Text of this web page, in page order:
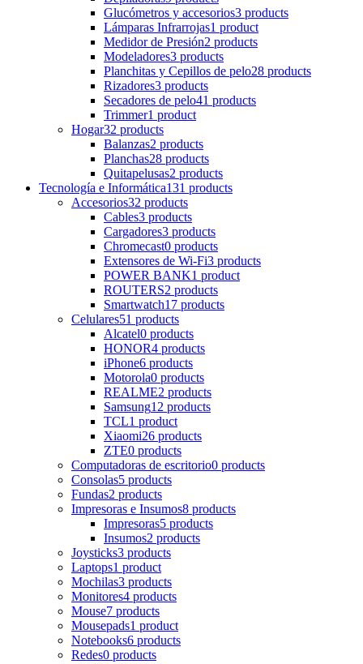
Glucómetros y accesorios3 products
Lámparas Infrarrojas1 product
Medidor de Presión2 products
Modeladores3 products
Planchitas y Cepillos de pelo28 products
Rizadores3 products
Secadores de pelo41 products
Trimmer1 product
Hogar32 products
Balanzas2 products
Planchas28 products
Quitapelusas2 products
Tecnología e Informática131 products
Accesorios32 products
Cables3 products
Cargadores3 products
Chromecast0 products
Extensores de Wi-Fi3 products
POWER BANK1 product
ROUTERS2 products
Smartwatch17 products
Celulares51 products
Alcatel0 products
HONOR4 products
iPhone6 products
Motorola0 products
REALME2 products
Samsung12 products
TCL1 product
Xiaomi26 products
ZTE0 products
Computadoras de escritorio0 products
Consolas5 products
Fundas2 products
Impresoras e Insumos8 products
Impresoras5 products
Insumos2 products
Joysticks3 products
Laptops1 product
Mochilas3 products
Monitores4 products
Mouse7 products
Mousepads1 product
Notebooks6 products
Redes0 products